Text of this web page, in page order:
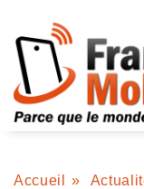
Accueil »